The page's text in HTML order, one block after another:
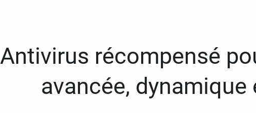
Antivirus récompensé
avancée,